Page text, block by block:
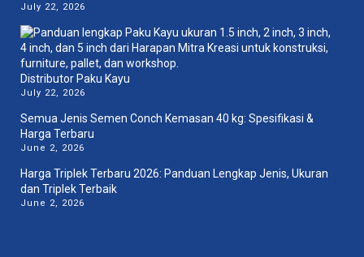
July 22, 2026
Distributor Paku Kayu
July 22, 2026
Semua Jenis Semen Conch Kemasan 40 kg: Spesifikasi &
Harga Terbaru
June 2, 2026
Harga Triplek Terbaru 2026: Panduan Lengkap Jenis, Ukuran
dan Triplek Terbaik
June 2, 2026